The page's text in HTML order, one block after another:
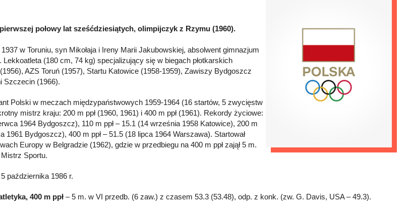
połowy lat sześćdziesiątych, olimpijczyk z Rzymu (1960).
w Toruniu, syn Mikołaja i Ireny Marii Jakubowskiej, absolwent gimnazjum
Lekkoatleta (180 cm, 74 kg) specjalizujący się w biegach płotkarskich
AZS Toruń (1957), Startu Katowice (1958-1959), Zawiszy Bydgoszcz
Szczecin (1966).
Polski w meczach międzypaństwowych 1959-1964 (16 startów, 5 zwycięstw
mistrz kraju: 200 m ppł (1960, 1961) i 400 m ppł (1961). Rekordy życiowe:
1964 Bydgoszcz), 110 m ppł – 15.1 (14 września 1958 Katowice), 200 m
1961 Bydgoszcz), 400 m ppł – 51.5 (18 lipca 1964 Warszawa). Startował
Europy w Belgradzie (1962), gdzie w przedbiegu na 400 m ppł zajął 5 m.
Sportu.
października 1986 r.
400 m ppł – 5 m. w VI przedb. (6 zaw.) z czasem 53.3 (53.48), odp. z konk. (zw. G. Davis, USA – 49.3).